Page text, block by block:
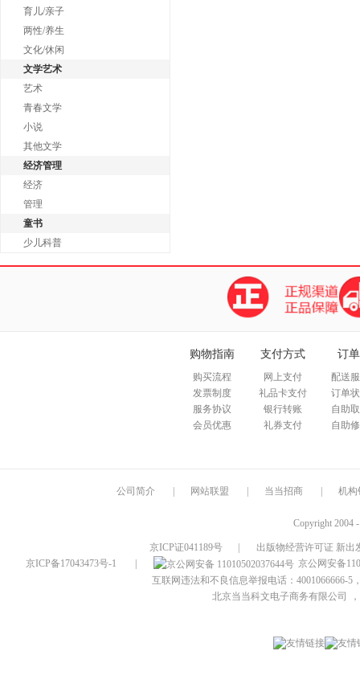
育儿/亲子
两性/养生
文化/休闲
文学艺术
艺术
青春文学
小说
其他文学
经济管理
经济
管理
童书
少儿科普
购物指南
购买流程
发票制度
服务协议
会员优惠
支付方式
网上支付
礼品卡支付
银行转账
礼券支付
订
配送
订单
自助
自助
公司简介 网站联盟 当当招商 机构
Copyright 2004
京ICP证041189号
出版物经营许可证 新出
京ICP备17043473号-1
京公网安备
互联网违法和不良信息举报电话：4001066666-5
北京当当科文电子商务有限公司